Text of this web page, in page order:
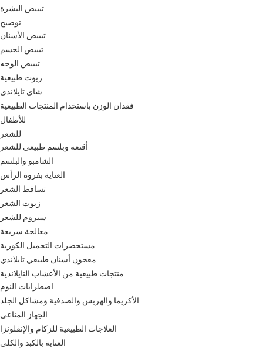
تبييض البشرة
توضيح
تبييض الأسنان
تبييض الجسم
تبييض الوجه
زيوت طبيعية
شاي تايلاندي
فقدان الوزن باستخدام المنتجات الطبيعية
للأطفال
للشعر
أقنعة وبلسم طبيعي للشعر
الشامبو والبلسم
العناية بفروة الرأس
تساقط الشعر
زيوت الشعر
سيروم للشعر
معالجة سريعة
مستحضرات التجميل الكورية
معجون أسنان طبيعي تايلاندي
منتجات طبيعية من الأعشاب التايلاندية
اضطرابات النوم
الأكزيما والهربس والصدفية ومشاكل الجلد
الجهاز المناعي
العلاجات الطبيعية للزكام والإنفلونزا
العناية بالكبد والكلى